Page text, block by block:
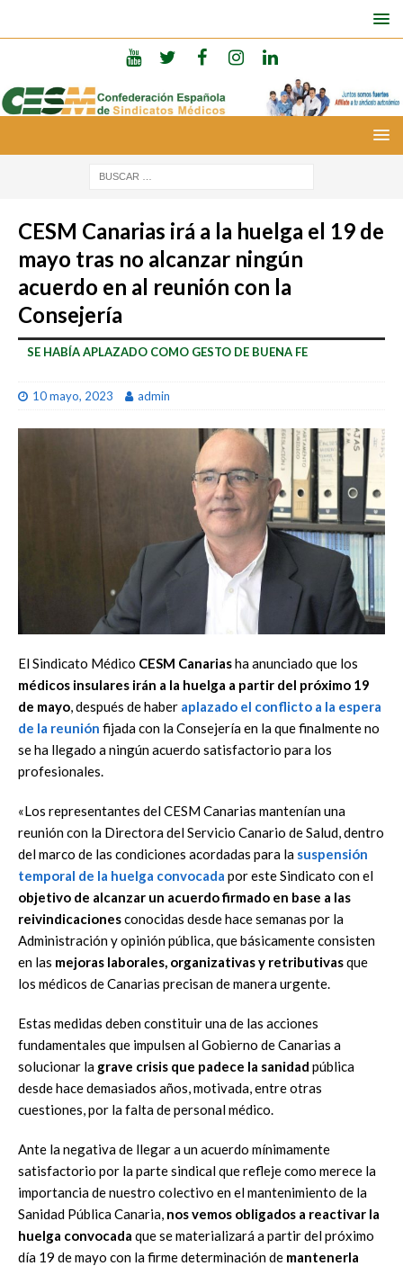
CESM Canarias irá a la huelga el 19 de
mayo tras no alcanzar ningún
acuerdo en al reunión con la
Consejería
SE HABÍA APLAZADO COMO GESTO DE BUENA FE
10 mayo, 2023 admin
El Sindicato Médico CESM Canariasha anunciado que los
médicos insulares irán a la huelga a partir del próximo 19
de mayo, después de haber aplazado el conflicto a la espera
de la reunión fijada con la Consejería en la que finalmente no
se ha llegado a ningún acuerdo satisfactorio para los
profesionales.
«Los representantes del CESM Canarias mantenían una
reunión con la Directora del Servicio Canario de Salud, dentro
delmarco de las condiciones acordadas para la suspensión
temporal de la huelga convocada por este Sindicato con el
objetivo de alcanzar un acuerdo firmado en base a las
reivindicacionesconocidas desde hace semanas por la
Administración y opinión pública, que básicamente consisten
en las mejoras laborales, organizativas y retributivasque
los médicos deCanarias precisan de manera urgente.
Estas medidas deben constituir una de las acciones
fundamentales que impulsen al Gobierno de Canarias a
solucionar la grave crisis que padece la sanidad pública
desde hace demasiados años,motivada, entre otras
cuestiones, por la falta de personal médico.
Ante la negativa de llegar a un acuerdo mínimamente
satisfactorio por la parte sindical que refleje como merece la
importancia de nuestro colectivo en el mantenimiento de la
Sanidad Pública Canaria, nosvemos obligados a reactivar la
huelga convocada que se materializaráa partir del próximo
día 19 de mayo con la firme determinación de mantenerla